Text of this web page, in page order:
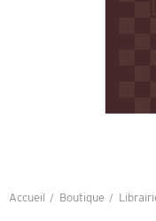
Accueil Boutique